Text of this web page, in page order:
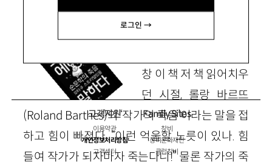
로그인 →
창 이 책 저 책 읽어치우
던 시절, 롤랑 바르뜨
(Roland Barthes)의 ‘작가의 죽음’이라는 말을 접
하고 힘이 빠졌다. “이런 억울할 노릇이 있나. 힘
들여 작가가 되자마자 죽는다니!” 물론 작가의 죽
고객지원
이용약관
개인정보처리방침
고객센터
Family Sites
창비
창비문화재단
클럽창비